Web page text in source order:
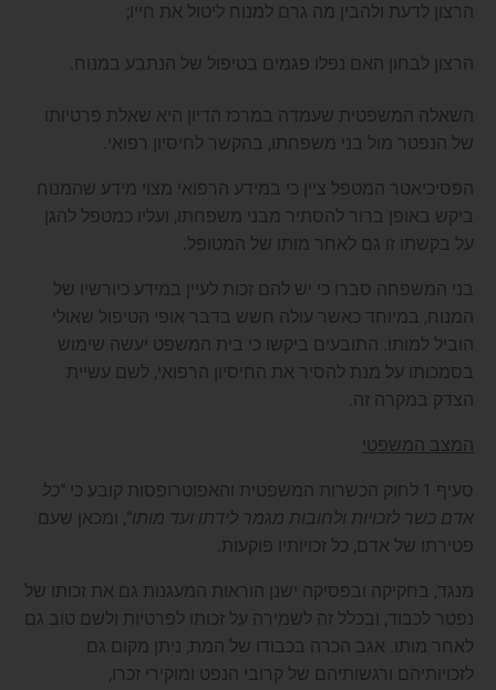
הרצון לדעת ולהבין מה גרם למנוח ליטול את חייו;
הרצון לבחון האם נפלו פגמים בטיפול של הנתבע במנוח.
השאלה המשפטית שעמדה במרכז הדיון היא שאלת פרטיותו
של הנפטר מול בני משפחתו, בהקשר לחיסיון רפואי.
הפסיכיאטר המטפל ציין כי במידע הרפואי מצוי מידע שהמנוח
ביקש באופן ברור להסתיר מבני משפחתו, ועליו כמטפל להגן
על בקשתו זו גם לאחר מותו של המטופל.
בני המשפחה סברו כי יש להם זכות לעיין במידע כיורשיו של
המנוח, במיוחד כאשר עולה חשש בדבר אופי הטיפול שאולי
הוביל למותו. התובעים ביקשו כי בית המשפט יעשה שימוש
בסמכותו על מנת להסיר את החיסיון הרפואי, לשם עשיית
הצדק במקרה זה.
המצב המשפטי
סעיף 1 לחוק הכשרות המשפטית והאפוטרופסות קובע כי “
כל
אדם כשר לזכויות ולחובות מגמר לידתו ועד מותו“, ומכאן שעם
פטירתו של אדם, כל זכויותיו פוקעות.
מנגד, בחקיקה ובפסיקה ישנן הוראות המעגנות גם את זכותו של
נפטר לכבוד, ובכלל זה לשמירה על זכותו לפרטיות ולשם טוב גם
לאחר מותו. אגב הכרה בכבודו של המת, ניתן מקום גם
לזכויותיהם ורגשותיהם של קרובי הנפט ומוקירי זכרו,